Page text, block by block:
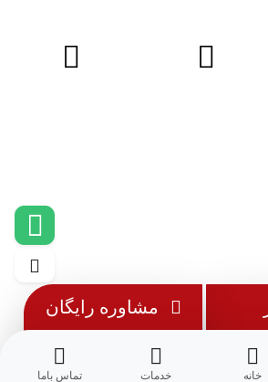
خانه خدمات تماس باما
مشاوره رایگان